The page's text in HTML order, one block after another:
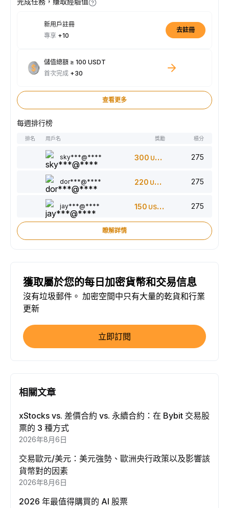
新用戶註冊
專享 +10
去註冊
儲值總額 ≥ 100 USDT
首次完成 +30
查看更多
每週排行榜
排名 用戶名 獎勵 積分
sky***@**** 300 USDT 275
dor***@**** 220 USDT 275
jay***@**** 150 USDT 275
瞭解詳情
獲取屬於您的每日加密貨幣和交易信息
沒有垃圾郵件。 加密空間中只有大量的乾貨和行業
更新
立即訂閱
相關文章
xStocks vs. 差價合約 vs. 永續合約：在 Bybit 交易股
票的 3 種方式
2026年8月6日
交易歐元/美元：美元強勢、歐洲央行政策以及影響該
貨幣對的因素
2026年8月6日
2026 年最值得購買的 AI 股票